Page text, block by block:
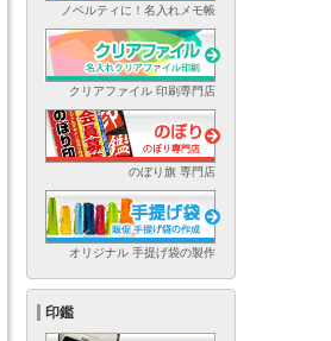
ノベルティに！名入れメモ帳
クリアファイル 印刷専門店
のぼり旗 専門店
オリジナル 手提げ袋の製作
印鑑